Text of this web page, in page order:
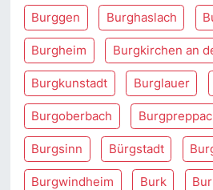
Burggen Burghaslach
Burgheim Burgkirchen an
Burgkunstadt Burglauer
Burgoberbach
Burgsinn Bürgstadt
Burgwindheim Burk